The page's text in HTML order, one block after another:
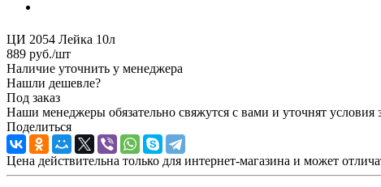
ЦИ 2054 Лейка 10л
889 руб./шт
Наличие уточнить у менеджера
Нашли дешевле?
Под заказ
Наши менеджеры обязательно свяжутся с вами и уточнят условия
Поделиться
Цена действительна только для интернет-магазина и может